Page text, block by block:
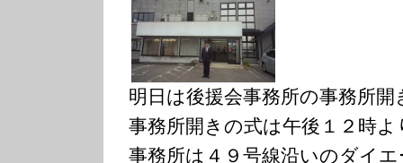
明日は後援会事務所の事務所
事務所開きの式は午後１２時
事務所は４９号線沿いのダイ